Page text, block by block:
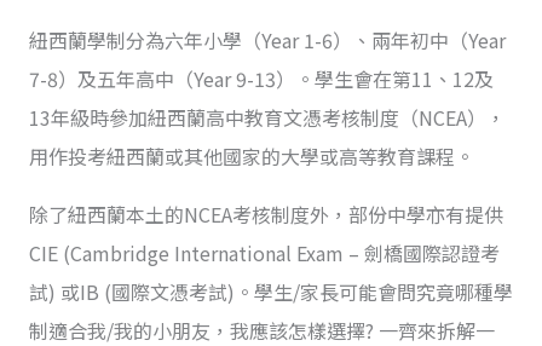
紐西蘭學制分為六年小學（Year 1-6）、兩年初中（Year
7-8）及五年高中（Year 9-13）。學生會在第11、12及
13年級時參加紐西蘭高中教育文憑考核制度（NCEA），
用作投考紐西蘭或其他國家的大學或高等教育課程。
除了紐西蘭本土的NCEA考核制度外，部份中學亦有提供
CIE (Cambridge International Exam – 劍橋國際認證考
試) 或IB (國際文憑考試)。學生/家長可能會問究竟哪種學
制適合我/我的小朋友，我應該怎樣選擇? 一齊來拆解一